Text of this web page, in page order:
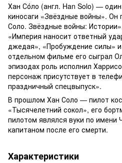
Хан Со́ло (англ. Han Solo) — один
киносаги «Звёздные войны». Он
Соло. Звёздные войны:
«Империя наносит ответный
джедая», «Пробуждение силы»
отдельном фильме его сыграл
эпизодах роль исполнил
персонаж присутствует в
праздничный спецвыпуск».
В прошлом Хан Соло — пилот
«Тысячелетний сокол», его
пилотом являлся вуки по имени
капитаном после его смерти.
Характеристики